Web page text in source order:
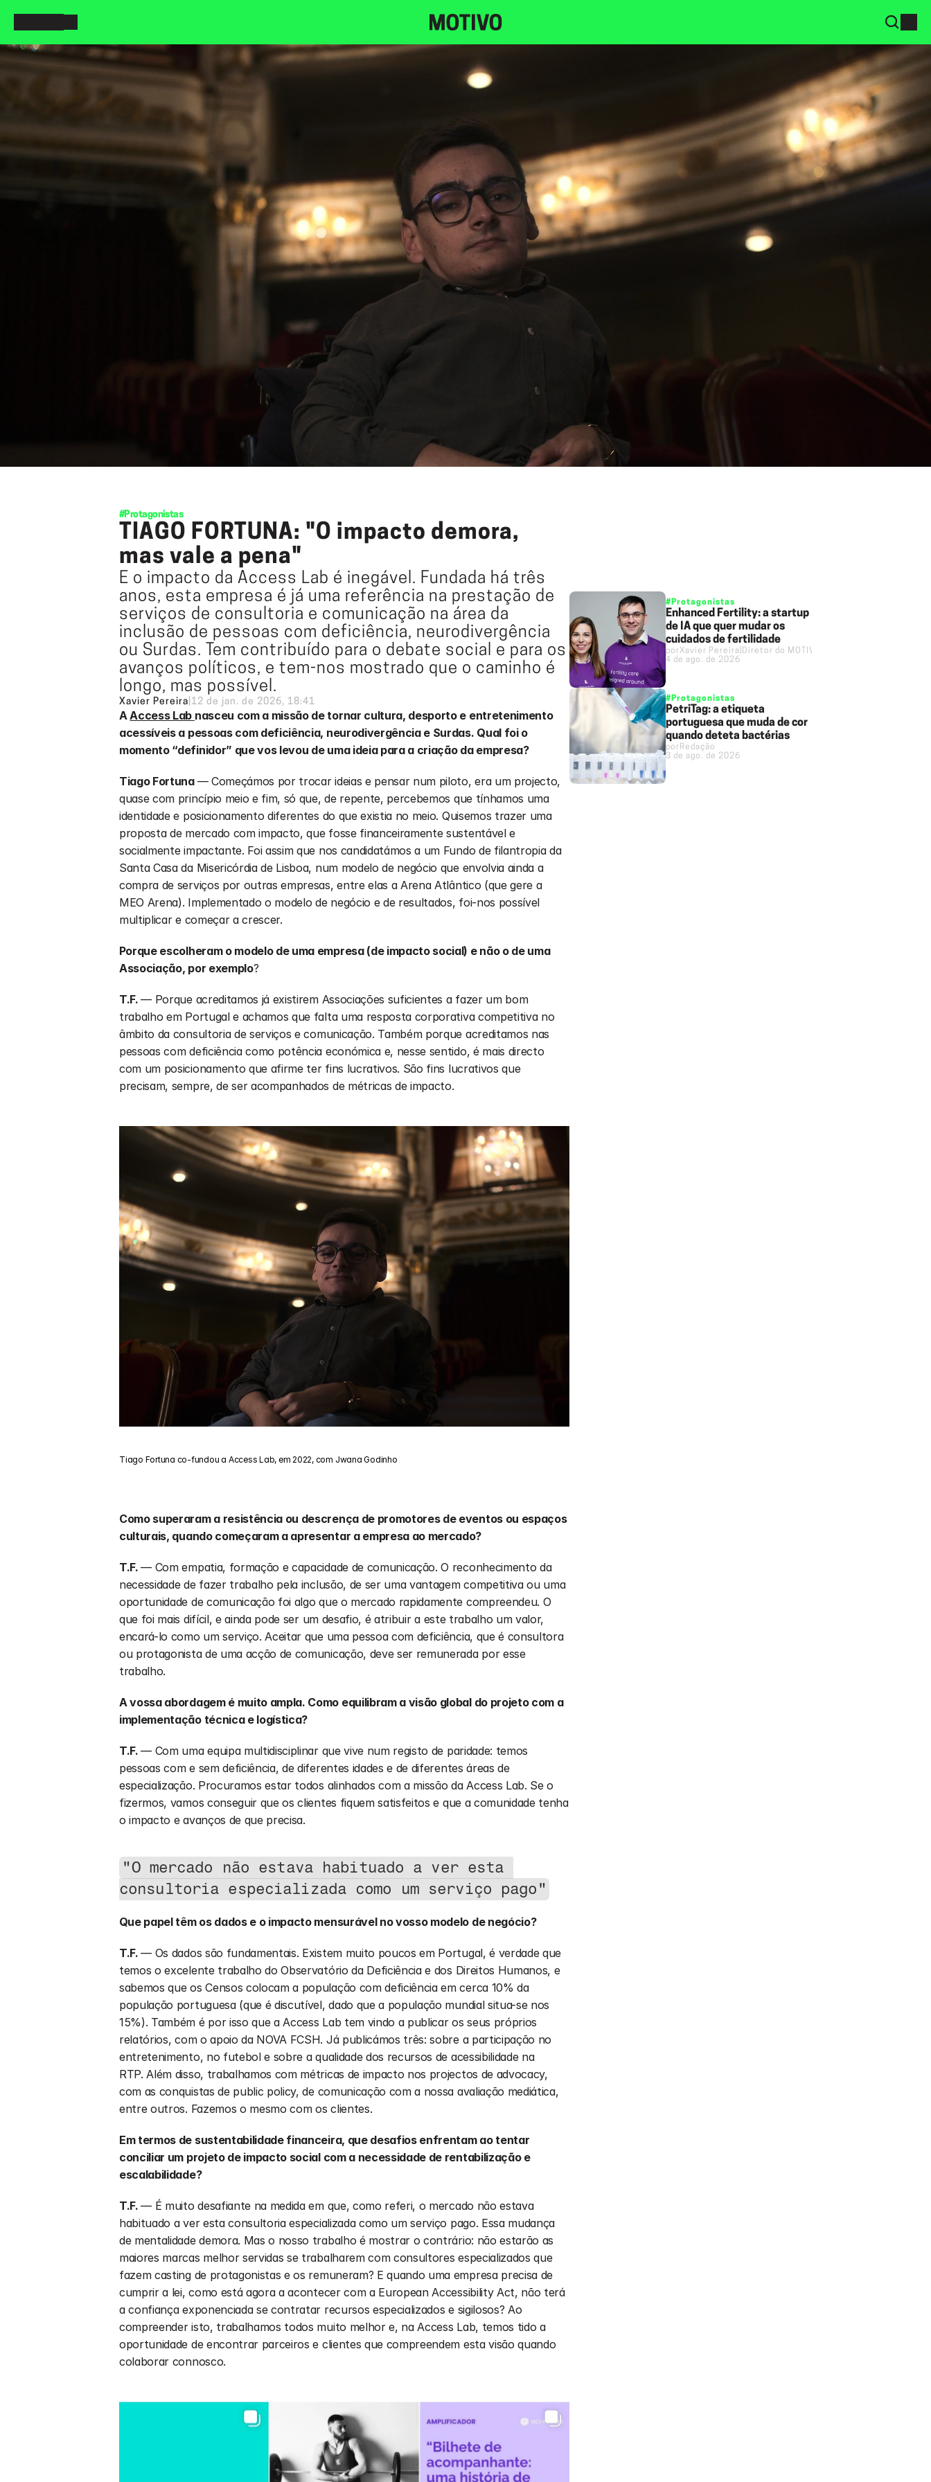
#Protagonistas
TIAGO FORTUNA: "O impacto demora,
mas vale a pena"
E o impacto da Access Lab é inegável. Fundada há três
anos, esta empresa é já uma referência na prestação de
serviços de consultoria e comunicação na área da
inclusão de pessoas com deficiência, neurodivergência
ou Surdas. Tem contribuído para o debate social e para os
avanços políticos, e tem-nos mostrado que o caminho é
longo, mas possível.
Xavier Pereira 12 de jan. de 2026, 18:41
A Access Lab nasceu com a missão de tornar cultura, desporto e entretenimento
acessíveis a pessoas com deficiência, neurodivergência e Surdas. Qual foi o
momento “definidor” que vos levou de uma ideia para a criação da empresa?
Tiago Fortuna — Começámos por trocar ideias e pensar num piloto, era um projecto,
quase com princípio meio e fim, só que, de repente, percebemos que tínhamos uma
identidade e posicionamento diferentes do que existia no meio. Quisemos trazer uma
proposta de mercado com impacto, que fosse financeiramente sustentável e
socialmente impactante. Foi assim que nos candidatámos a um Fundo de filantropia da
Santa Casa da Misericórdia de Lisboa, num modelo de negócio que envolvia ainda a
compra de serviços por outras empresas, entre elas a Arena Atlântico (que gere a
MEO Arena). Implementado o modelo de negócio e de resultados, foi-nos possível
multiplicar e começar a crescer.
⁠Porque escolheram o modelo de uma empresa (de impacto social) e não o de uma
Associação, por exemplo?
T.F. — Porque acreditamos já existirem Associações suficientes a fazer um bom
trabalho em Portugal e achamos que falta uma resposta corporativa competitiva no
âmbito da consultoria de serviços e comunicação. Também porque acreditamos nas
pessoas com deficiência como potência económica e, nesse sentido, é mais directo
com um posicionamento que afirme ter fins lucrativos. São fins lucrativos que
precisam, sempre, de ser acompanhados de métricas de impacto.
Tiago Fortuna co-fundou a Access Lab, em 2022, com Jwana Godinho
Como superaram a resistência ou descrença de promotores de eventos ou espaços
culturais, quando começaram a apresentar a empresa ao mercado?
T.F. — Com empatia, formação e capacidade de comunicação. O reconhecimento da
necessidade de fazer trabalho pela inclusão, de ser uma vantagem competitiva ou uma
oportunidade de comunicação foi algo que o mercado rapidamente compreendeu. O
que foi mais difícil, e ainda pode ser um desafio, é atribuir a este trabalho um valor,
encará-lo como um serviço. Aceitar que uma pessoa com deficiência, que é consultora
ou protagonista de uma acção de comunicação, deve ser remunerada por esse
trabalho.
A vossa abordagem é muito ampla. Como equilibram a visão global do projeto com a
implementação técnica e logística?
T.F. — Com uma equipa multidisciplinar que vive num registo de paridade: temos
pessoas com e sem deficiência, de diferentes idades e de diferentes áreas de
especialização. Procuramos estar todos alinhados com a missão da Access Lab. Se o
fizermos, vamos conseguir que os clientes fiquem satisfeitos e que a comunidade tenha
o impacto e avanços de que precisa.
"O mercado não estava habituado a ver esta
consultoria especializada como um serviço pago"
⁠Que papel têm os dados e o impacto mensurável no vosso modelo de negócio?
T.F. — Os dados são fundamentais. Existem muito poucos em Portugal, é verdade que
temos o excelente trabalho do Observatório da Deficiência e dos Direitos Humanos, e
sabemos que os Censos colocam a população com deficiência em cerca 10% da
população portuguesa (que é discutível, dado que a população mundial situa-se nos
15%). Também é por isso que a Access Lab tem vindo a publicar os seus próprios
relatórios, com o apoio da NOVA FCSH. Já publicámos três: sobre a participação no
entretenimento, no futebol e sobre a qualidade dos recursos de acessibilidade na
RTP. Além disso, trabalhamos com métricas de impacto nos projectos de advocacy,
com as conquistas de public policy, de comunicação com a nossa avaliação mediática,
entre outros. Fazemos o mesmo com os clientes.
Em termos de sustentabilidade financeira, que desafios enfrentam ao tentar
conciliar um projeto de impacto social com a necessidade de rentabilização e
escalabilidade?
T.F. — É muito desafiante na medida em que, como referi, o mercado não estava
habituado a ver esta consultoria especializada como um serviço pago. Essa mudança
de mentalidade demora. Mas o nosso trabalho é mostrar o contrário: não estarão as
maiores marcas melhor servidas se trabalharem com consultores especializados que
fazem casting de protagonistas e os remuneram? E quando uma empresa precisa de
cumprir a lei, como está agora a acontecer com a European Accessibility Act, não terá
a confiança exponenciada se contratar recursos especializados e sigilosos? Ao
compreender isto, trabalhamos todos muito melhor e, na Access Lab, temos tido a
oportunidade de encontrar parceiros e clientes que compreendem esta visão quando
colaborar connosco.
#Protagonistas
Enhanced Fertility: a startup
de IA que quer mudar os
cuidados de fertilidade
porXavier Pereira Diretor do MOTIVO
4 de ago. de 2026
#Protagonistas
PetriTag: a etiqueta
portuguesa que muda de cor
quando deteta bactérias
por Redação
3 de ago. de 2026